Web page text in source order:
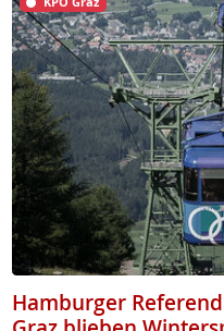
Hamburger